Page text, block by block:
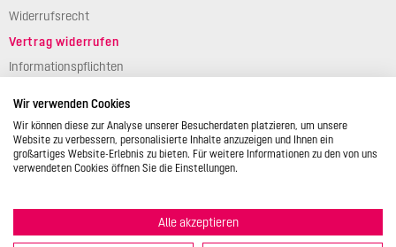
Widerrufsrecht
Vertrag widerrufen
Informationspflichten
© 2026 STÄDTER GmbH • Am Kreuzweg 1 • 35469 Allendorf/Lumda •
Wir verwenden Cookies
Wir können diese zur Analyse unserer Besucherdaten platzieren, um unsere
Website zu verbessern, personalisierte Inhalte anzuzeigen und Ihnen ein
großartiges Website-Erlebnis zu bieten. Für weitere Informationen zu den von uns
verwendeten Cookies öffnen Sie die Einstellungen.
Alle akzeptieren